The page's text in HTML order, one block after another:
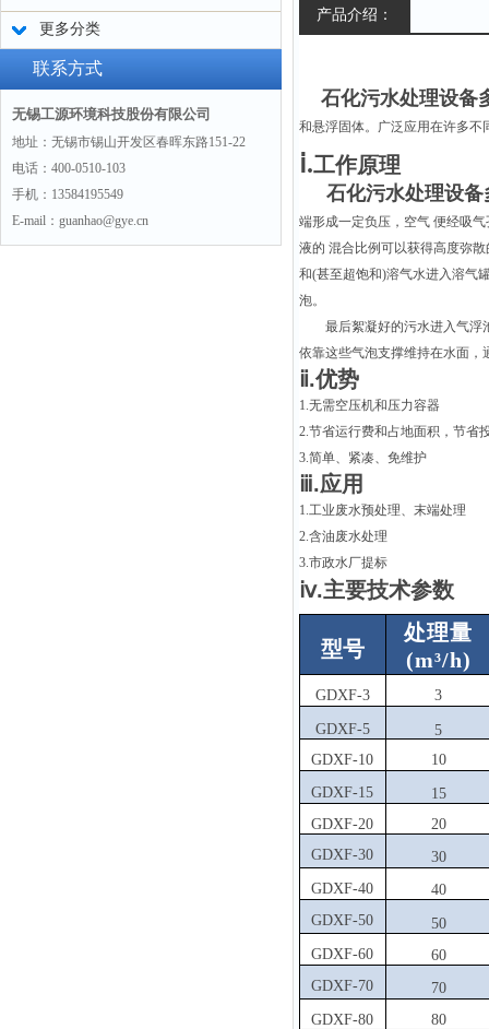
更多分类
联系方式
无锡工源环境科技股份有限公司
地址：无锡市锡山开发区春晖东路151-22
电话：400-0510-103
手机：13584195549
E-mail：guanhao@gye.cn
产品介绍：
石化污水处理设备
和悬浮固体。广泛应用在许多不
ⅰ.工作原理
石化污水处理设
端形成一定负压，空气 便经吸
液的 混合比例可以获得高度弥
和(甚至超饱和)溶气水进入溶气
泡。
最后絮凝好的污水进入气浮
依靠这些气泡支撑维持在水面，
ⅱ.优势
1.无需空压机和压力容器
2.节省运行费和占地面积，节省
3.简单、紧凑、免维护
ⅲ.应用
1.工业废水预处理、末端处理
2.含油废水处理
3.市政水厂提标
ⅳ.主要技术参数
型号
处理量
(m³/h)
GDXF-3 3
GDXF-5
5
GDXF-10
10
GDXF-15
15
GDXF-20
20
GDXF-30
30
GDXF-40
40
GDXF-50
50
GDXF-60
60
GDXF-70
70
GDXF-80
80